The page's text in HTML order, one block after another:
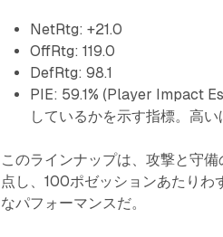
NetRtg: +21.0
OffRtg: 119.0
DefRtg: 98.1
PIE: 59.1% (Player Impact
しているかを示す指標。高い
このラインナップは、攻撃と守
点し、100ポゼッションあたりわ
なパフォーマンスだ。